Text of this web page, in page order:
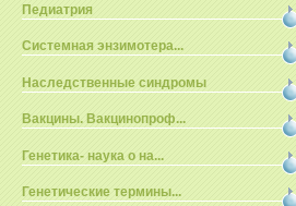
Педиатрия
Системная энзимотера...
Наследственные синдромы
Вакцины. Вакцинопроф...
Генетика- наука о на...
Генетические термины...